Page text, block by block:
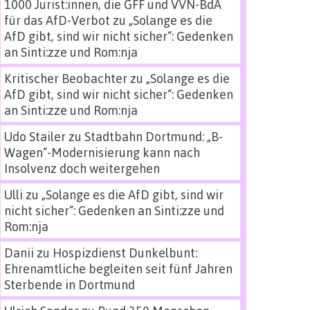
1000 Jurist:innen, die GFF und VVN-BdA
für das AfD-Verbot zu „Solange es die
AfD gibt, sind wir nicht sicher“: Gedenken
an Sinti:zze und Rom:nja
Kritischer Beobachterzu „Solange es die
AfD gibt, sind wir nicht sicher“: Gedenken
an Sinti:zze und Rom:nja
Udo Stailerzu Stadtbahn Dortmund: „B-
Wagen“-Modernisierung kann nach
Insolvenz doch weitergehen
Ulli zu „Solange es die AfD gibt, sind wir
nicht sicher“: Gedenken an Sinti:zze und
Rom:nja
Danii zu Hospizdienst Dunkelbunt:
Ehrenamtliche begleiten seit fünf Jahren
Sterbende in Dortmund